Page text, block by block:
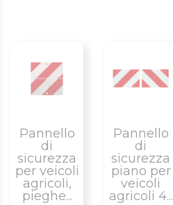
Pannello
di
sicurezza
per veicoli
agricoli,
pieghe...
Pannello
di
sicurezza
piano per
veicoli
agricoli 4...